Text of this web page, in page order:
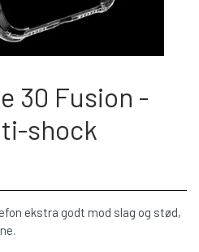
30 Fusion -
shock
ekstra godt mod slag og stød,